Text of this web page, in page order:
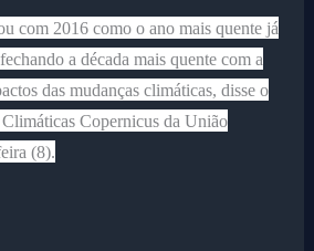
com 2016 como o ano mais quente já
a década mais quente com a
das mudanças climáticas, disse o
Copernicus da União
(8).